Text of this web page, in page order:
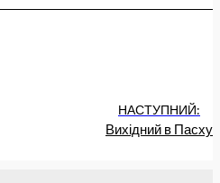
НАСТУПНИЙ:
Вихідний в Пасху